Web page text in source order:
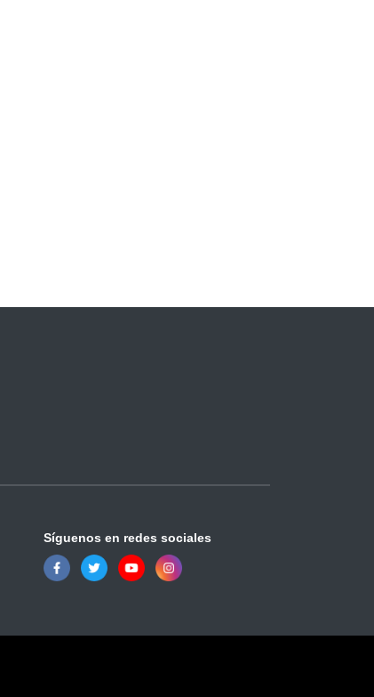
Síguenos en redes sociales